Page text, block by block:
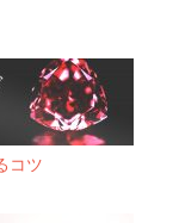
コツ